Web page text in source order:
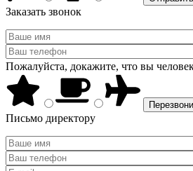
Заказать звонок
Пожалуйста, докажите, что вы
Письмо директору